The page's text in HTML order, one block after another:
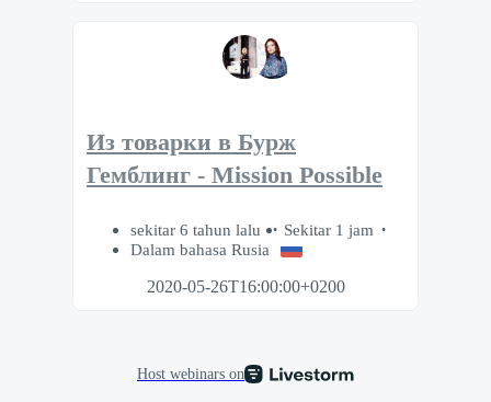
Из товарки в Бурж
Гемблинг - Mission Possible
sekitar 6 tahun lalu
Sekitar 1 jam
Dalam bahasa Rusia
2020-05-26T16:00:00+0200
Host webinars on